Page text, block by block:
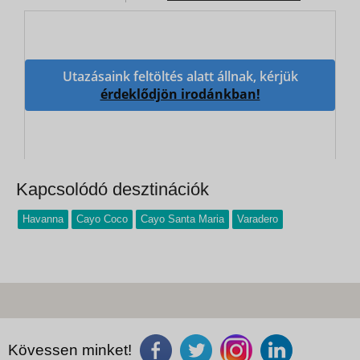
Utazásaink feltöltés alatt állnak, kérjük
érdeklődjön irodánkban!
Kapcsolódó desztinációk
Havanna Cayo Coco Cayo Santa Maria Varadero
Kövessen minket!